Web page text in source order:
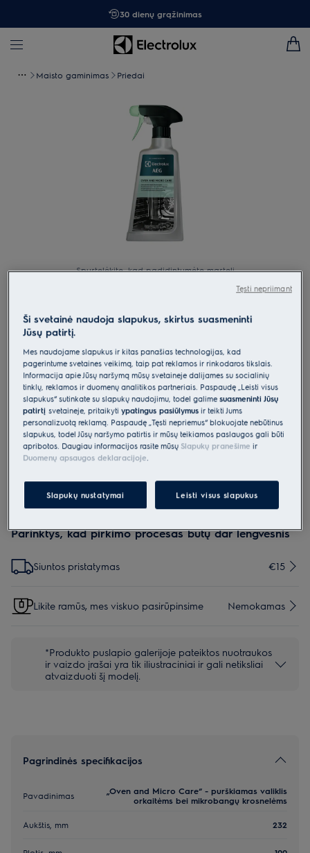
30 dienų grąžinimas
Maisto gaminimas Priedai
Spustelėkite, kad padidintumėte mastelį
M3OCS301
„Oven and Micro Care“ -
purškiamas valiklis orkaitėms bei
mikrobangų krosnelėms
0 (0)
Pagrindiniai privalumai
Mūsų korozijos nesukeliantis purškiklis nekenkia paviršiams, bet gerai
nuvalo riebalus nuo maisto ruošimo prietaisų paviršių.
Sukelia smarkų akių dirginimą.
Parinktys, kad pirkimo procesas būtų dar lengvesnis
Siuntos pristatymas €15
Likite ramūs, mes viskuo pasirūpinsime Nemokamas
*Produkto puslapio galerijoje pateiktos nuotraukos
ir vaizdo įrašai yra tik iliustraciniai ir gali netiksliai
atvaizduoti šį modelį.
Pagrindinės specifikacijos
Pavadinimas
„Oven and Micro Care“ - purškiamas valiklis
orkaitėms bei mikrobangų krosnelėms
Aukštis, mm 232
Ši svetainė naudoja slapukus, skirtus suasmeninti
Jūsų patirtį.
Mes naudojame slapukus ir kitas panašias technologijas, kad
pagerintume svetainės veikimą, taip pat reklamos ir rinkodaros tikslais.
Informacija apie Jūsų naršymą mūsų svetainėje dalijamės su socialinių
tinklų, reklamos ir duomenų analitikos partneriais. Paspaudę „Leisti visus
slapukus“ sutinkate su slapukų naudojimu, todėl galimesuasmeninti Jūsų
patirtįsvetainėje, pritaikytiypatingus pasiūlymus ir teikti Jums
personalizuotą reklamą. Paspaudę „Tęsti nepriėmus“ blokuojate nebūtinus
slapukus, todėl Jūsų naršymo patirtis ir mūsų teikiamos paslaugos gali būti
apribotos. Daugiau informacijos rasite mūsų Slapukų pranešime ir
Duomenų apsaugos deklaracijoje.
Slapukų nustatymai Leisti visus slapukus
Tęsti nepriimant